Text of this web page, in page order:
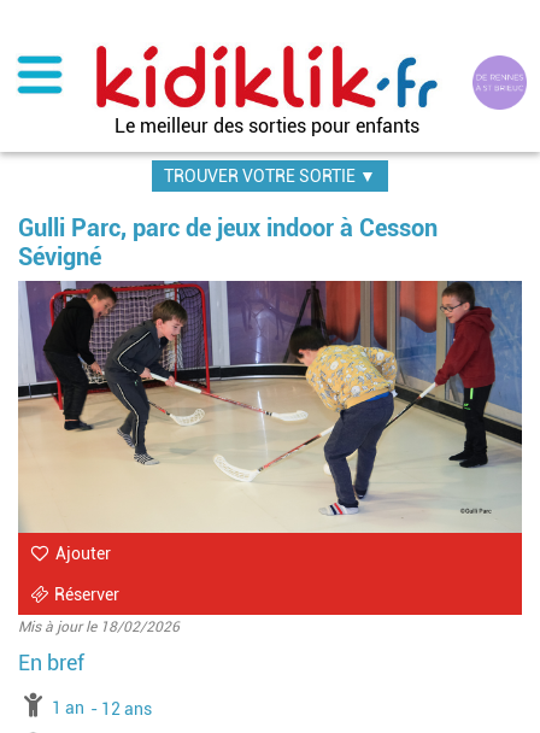
contenu
principal
Le meilleur des sorties pour enfants
TROUVER VOTRE SORTIE ▼
Gulli Parc, parc de jeux indoor à Cesson
Sévigné
Ajouter
Réserver
Mis à jour le 18/02/2026
à partir de
1 an jusqu'à l'âge de
12 ans